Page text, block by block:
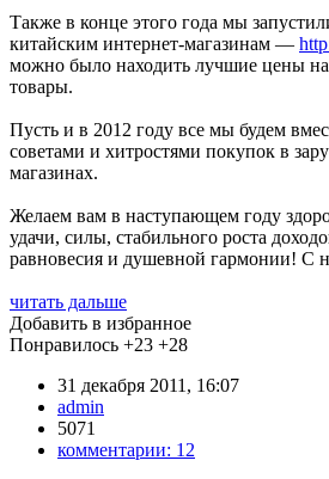
Также в конце этого года мы
китайским интернет-магазинам —
можно было находить лучшие цены
товары.
Пусть и в 2012 году все мы будем
советами и хитростями покупок в
магазинах.
Желаем вам в наступающем году
удачи, силы, стабильного роста
равновесия и душевной гармонии! С
читать дальше
Добавить в избранное
Понравилось +23 +28
31 декабря 2011, 16:07
admin
5071
комментарии: 12